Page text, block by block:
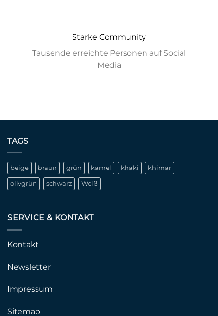
Starke Community
Tausende erreichte Personen auf Social
Media
TAGS
beige braun grün kamel khaki khimar
olivgrün schwarz Weiß
SERVICE & KONTAKT
Kontakt
Newsletter
Impressum
Sitemap